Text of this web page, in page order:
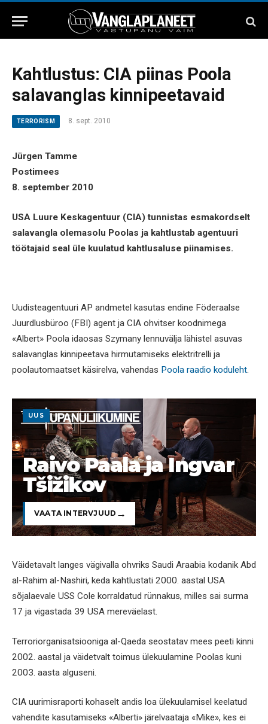
Kahtlustus: CIA piinas Poola
salavanglas kinnipeetavaid
TERRORISM 8. sept. 2010
Jürgen Tamme
Postimees
8. september 2010
USA Luure Keskagentuur (CIA) tunnistas esmakordselt
salavangla olemasolu Poolas ja kahtlustab agentuuri
töötajaid seal üle kuulatud kahtlusaluse piinamises.
Uudisteagentuuri AP andmetel kasutas endine Föderaalse
Juurdlusbüroo (FBI) agent ja CIA ohvitser koodnimega
«Albert» Poola idaosas Szymany lennuvälja lähistel asuvas
salavanglas kinnipeetava hirmutamiseks elektritrelli ja
poolautomaatset käsirelva, vahendas Poola raadio koduleht.
UUS
Raivo Paala ja Ingvar
Tšižikov
VAATA INTERVJUUD
Väidetavalt langes vägivalla ohvriks Saudi Araabia kodanik Abd
al-Rahim al-Nashiri, keda kahtlustati 2000. aastal USA
sõjalaevale USS Cole korraldatud rünnakus, milles sai surma
17 ja vigastada 39 USA mereväelast.
Terroriorganisatsiooniga al-Qaeda seostatav mees peeti kinni
2002. aastal ja väidetvalt toimus ülekuulamine Poolas kuni
2003. aasta alguseni.
CIA uurimisraporti kohaselt andis loa ülekuulamisel keelatud
vahendite kasutamiseks «Alberti» järelvaataja «Mike», kes ei